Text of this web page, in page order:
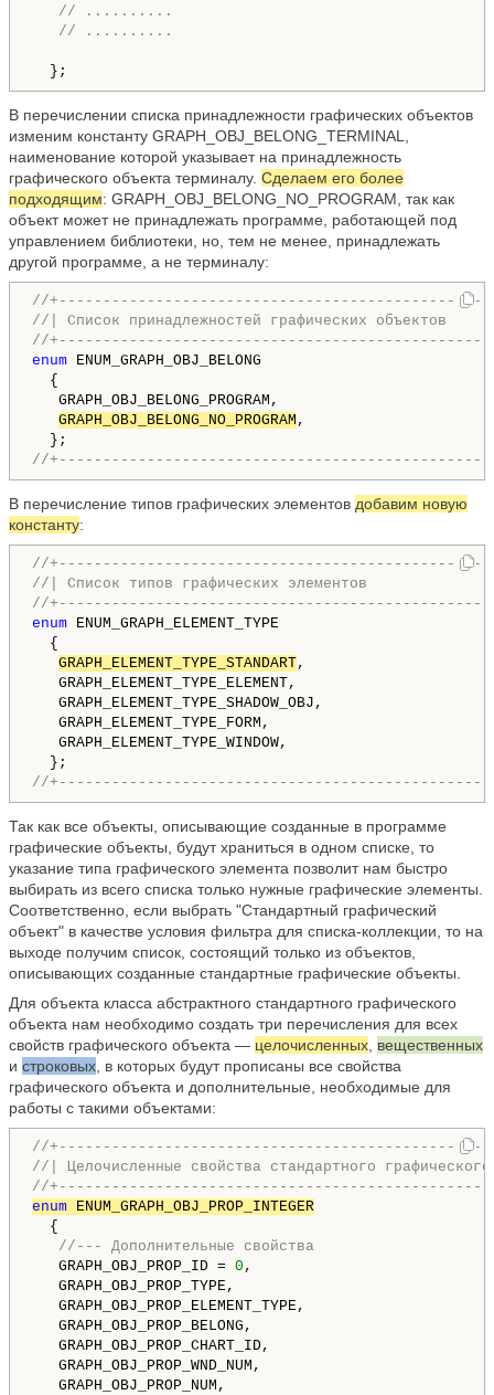
// ..........
// ..........
};
В перечислении списка принадлежности графических объектов
изменим константу GRAPH_OBJ_BELONG_TERMINAL,
наименование которой указывает на принадлежность
графического объекта терминалу. Сделаем его более
подходящим: GRAPH_OBJ_BELONG_NO_PROGRAM, так как
объект может не принадлежать программе, работающей под
управлением библиотеки, но, тем не менее, принадлежать
другой программе, а не терминалу:
//
//| Список принадлежностей графических объектов
//
enum ENUM_GRAPH_OBJ_BELONG
{
GRAPH_OBJ_BELONG_NO_PROGRAM
//
В перечисление типов графических элементов добавим новую
константу:
//
//| Список типов графических элементов
//
enum ENUM_GRAPH_ELEMENT_TYPE
{
GRAPH_ELEMENT_TYPE_STANDART
//
Так как все объекты, описывающие созданные в программе
графические объекты, будут храниться в одном списке, то
указание типа графического элемента позволит нам быстро
выбирать из всего списка только нужные графические элементы.
Соответственно, если выбрать "Стандартный графический
объект" в качестве условия фильтра для списка-коллекции, то на
выходе получим список, состоящий только из объектов,
описывающих созданные стандартные графические объекты.
Для объекта класса абстрактного стандартного графического
объекта нам необходимо создать три перечисления для всех
свойств графического объекта — целочисленных вещественных
и строковых , в которых будут прописаны все свойства
графического объекта и дополнительные, необходимые для
работы с такими объектами:
//
//| Целочисленные свойства стандартного
//
enum ENUM_GRAPH_OBJ_PROP_INTEGER
{
//--- Дополнительные свойства
GRAPH_OBJ_PROP_ID = 0